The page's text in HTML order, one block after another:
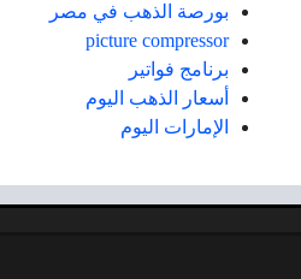
بورصة الذهب في مصر
picture compressor
برنامج فواتير
أسعار الذهب اليوم
الإمارات اليوم